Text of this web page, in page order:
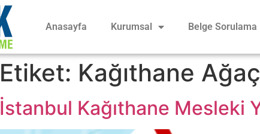
Anasayfa Kurumsal Belge Sorulama
Etiket: Kağıthane
İstanbul Kağıthane Mesleki